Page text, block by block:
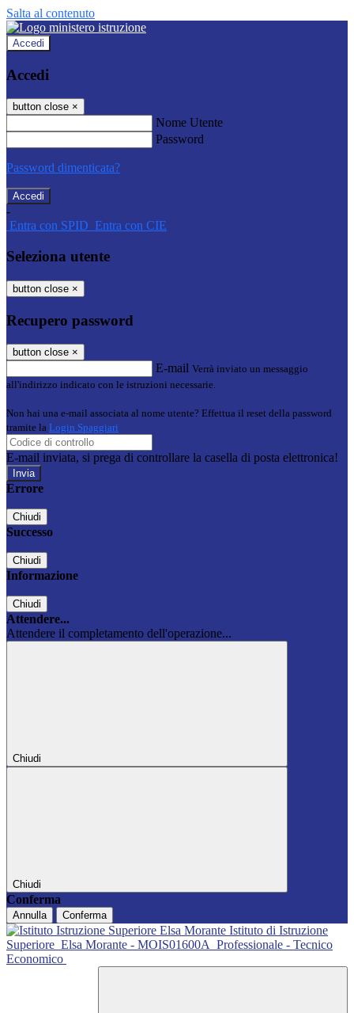
Salta al contenuto
Accedi
Accedi
button close ×
Nome Utente
Password
Password dimenticata?
-
Entra con SPID Entra con CIE
Seleziona utente
button close ×
Recupero password
button close ×
E-mail Verrà inviato un messaggio
all'indirizzo indicato con le istruzioni necessarie.
Non hai una e-mail associata al nome utente? Effettua il reset della password
tramite la Login Spaggiari
E-mail inviata, si prega di controllare la casella di posta elettronica!
Errore
Chiudi
Successo
Chiudi
Informazione
Chiudi
Attendere...
Attendere il completamento dell'operazione...
Chiudi
Chiudi
Conferma
Annulla Conferma
Istituto di Istruzione
Superiore Elsa Morante - MOIS01600A Professionale - Tecnico
Economico